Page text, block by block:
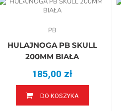
PB
HULAJNOGA PB SKULL
200MM BIAŁA
185,00 zł
DO KOSZYKA